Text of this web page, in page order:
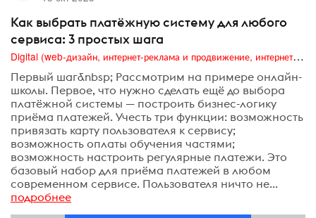
Как выбрать платёжную систему для любого
сервиса: 3 простых шага
Digital (web-дизайн, интернет-реклама и продвижение, интернет-сообщества и блоги, интернет-коммуникации, мобильный маркетинг, реклама на цифровых экранах)
Первый шаг&nbsp; Рассмотрим на примере онлайн-
школы. Первое, что нужно сделать ещё до выбора
платёжной системы — построить бизнес-логику
приёма платежей. Учесть три функции: возможность
привязать карту пользователя к сервису;
возможность оплаты обучения частями;
возможность настроить регулярные платежи. Это
базовый набор для приёма платежей в любом
современном сервисе. Пользователя ничто не...
подробнее